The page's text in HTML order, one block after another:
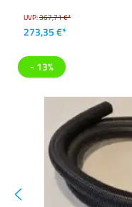
UVP:367,71 €*
273,35 €*
- 13%